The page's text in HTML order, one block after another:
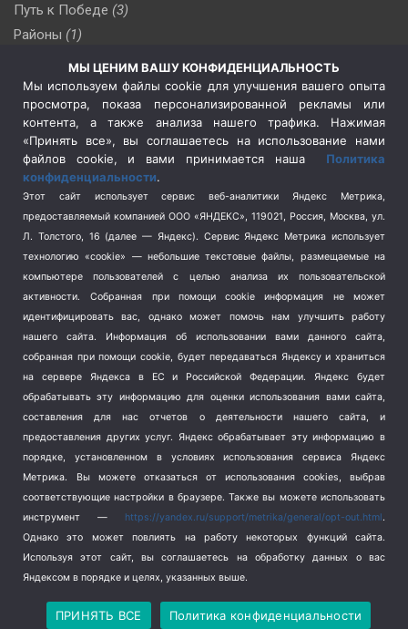
Путь к Победе (3)
Районы (1)
(510)
Сельское хозяйство (3)
Социальная политика
(3)
Спецоперация в Украине
Спецоперация на Украине
(404)
Спорт (740)
Терроризм (1)
Транспорт (262)
Туризм (178)
Флот (76)
Школа и спорт (2)
Экология (8)
Экономика (1172)
Copyright © 2026
Политика конфиденциальности
МЫ ЦЕНИМ ВАШУ КОНФИДЕНЦИАЛЬНОСТЬ
Мы используем файлы cookie для улучшения вашего опыта
просмотра, показа персонализированной рекламы или
контента, а также анализа нашего трафика. Нажимая
«Принять все», вы соглашаетесь на использование нами
файлов cookie, и вами принимается наша Политика
конфиденциальности.
Этот сайт использует сервис веб-аналитики Яндекс Метрика,
предоставляемый компанией ООО «ЯНДЕКС», 119021, Россия, Москва, ул.
Л. Толстого, 16 (далее — Яндекс). Сервис Яндекс Метрика использует
технологию «cookie» — небольшие текстовые файлы, размещаемые на
компьютере пользователей с целью анализа их пользовательской
активности.
Собранная при помощи cookie информация не может
идентифицировать вас, однако может помочь нам улучшить работу
нашего сайта. Информация об использовании вами данного сайта,
собранная при помощи cookie, будет передаваться Яндексу и храниться
на сервере Яндекса в ЕС и Российской Федерации. Яндекс будет
обрабатывать эту информацию для оценки использования вами сайта,
составления для нас отчетов о деятельности нашего сайта, и
предоставления других услуг. Яндекс обрабатывает эту информацию в
порядке, установленном в условиях использования сервиса Яндекс
Метрика.
Вы можете отказаться от использования cookies, выбрав
соответствующие настройки в браузере. Также вы можете использовать
инструмент — https://yandex.ru/support/metrika/general/opt-out.html.
Однако это может повлиять на работу некоторых функций сайта.
Используя этот сайт, вы соглашаетесь на обработку данных о вас
Яндексом в порядке и целях, указанных выше.
ПРИНЯТЬ ВСЕ Политика конфиденциальности